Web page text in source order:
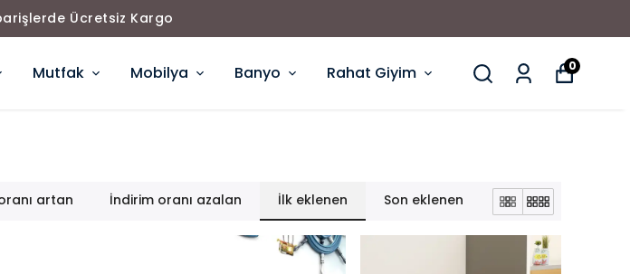
Ücretsiz Kargo
Mutfak Mobilya Banyo Rahat Giyim 0
artan İndirim oranı azalan İlk eklenen Son eklenen